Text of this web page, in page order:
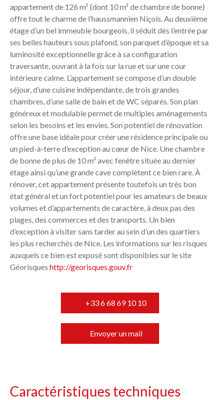
appartement de 126 m² (dont 10 m² de chambre de bonne)
offre tout le charme de l’haussmannien Niçois. Au deuxième
étage d’un bel immeuble bourgeois, il séduit dès l’entrée par
ses belles hauteurs sous plafond, son parquet d’époque et sa
luminosité exceptionnelle grâce à sa configuration
traversante, ouvrant à la fois sur la rue et sur une cour
intérieure calme. L’appartement se compose d’un double
séjour, d’une cuisine indépendante, de trois grandes
chambres, d’une salle de bain et de WC séparés. Son plan
généreux et modulable permet de multiples aménagements
selon les besoins et les envies. Son potentiel de rénovation
offre une base idéale pour créer une résidence principale ou
un pied-à-terre d’exception au cœur de Nice. Une chambre
de bonne de plus de 10 m² avec fenêtre située au dernier
étage ainsi qu’une grande cave complètent ce bien rare. À
rénover, cet appartement présente toutefois un très bon
état général et un fort potentiel pour les amateurs de beaux
volumes et d’appartements de caractère, à deux pas des
plages, des commerces et des transports. Un bien
d’exception à visiter sans tarder au sein d’un des quartiers
les plus recherchés de Nice. Les informations sur les risques
auxquels ce bien est exposé sont disponibles sur le site
Géorisques http://georisques.gouv.fr
+33 6 68 69 10 10
Envoyer un mail
Caractéristiques techniques